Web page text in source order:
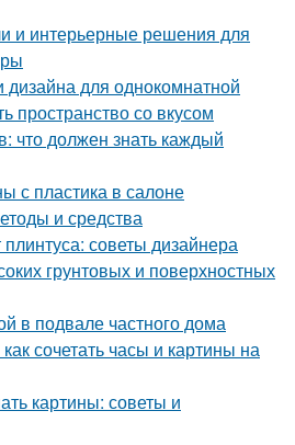
и интерьерные решения для
для однокомнатной
пространство со вкусом
что должен знать каждый
с пластика в салоне
и средства
плинтуса: советы дизайнера
грунтовых и поверхностных
в подвале частного дома
сочетать часы и картины на
картины: советы и